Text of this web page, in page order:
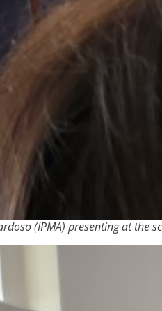
(IPMA) presenting at the